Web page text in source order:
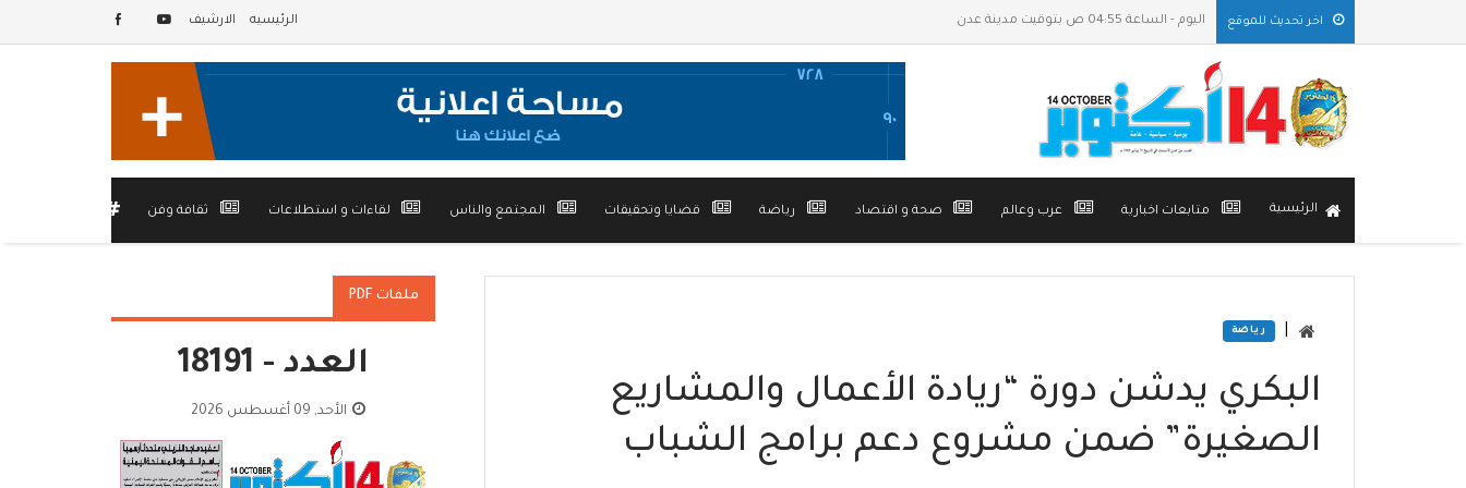
اخر تحديث للموقع اليوم - الساعة 04:55 ص بتوقيت مدينة عدن الرئيسيه الارشيف
الرئيسية متابعات اخبارية عرب وعالم صحة و اقتصاد رياضة قضايا وتحقيقات المجتمع والناس لقاءات و استطلاعات ثقافة وفن
رياضة
البكري يدشن دورة “ريادة الأعمال والمشاريع
الصغيرة” ضمن مشروع دعم برامج الشباب
ملفات PDF
العدد - 18191
الأحد, 09 أغسطس 2026